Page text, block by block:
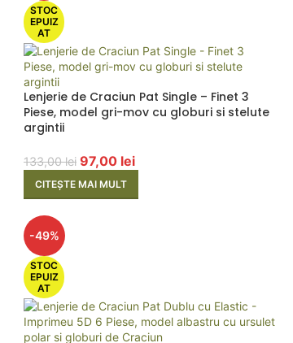
STOC
EPUIZ
AT
Lenjerie de Craciun Pat Single – Finet 3
Piese, model gri-mov cu globuri si stelute
argintii
133,00lei 97,00 lei
CITEȘTE MAI MULT
-49%
STOC
EPUIZ
AT